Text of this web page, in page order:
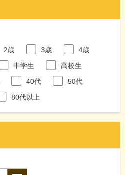
2歳 3歳
4歳
中学生
高校生
40代
50代
80代以上